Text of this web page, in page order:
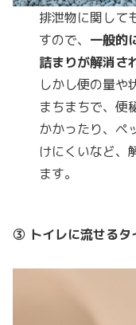
排泄物に関して
すので、 一般的
詰まりが解消さ
しかし便の量や
まちまちで、便
かかったり、ペ
けにくいなど、
ます。
③ トイレに流せるタ